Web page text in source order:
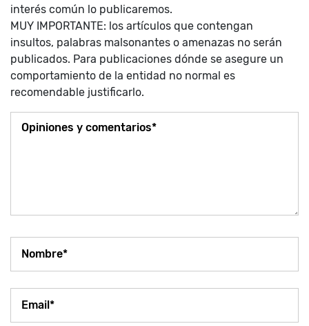
interés común lo publicaremos.
MUY IMPORTANTE: los artículos que contengan
insultos, palabras malsonantes o amenazas no serán
publicados. Para publicaciones dónde se asegure un
comportamiento de la entidad no normal es
recomendable justificarlo.